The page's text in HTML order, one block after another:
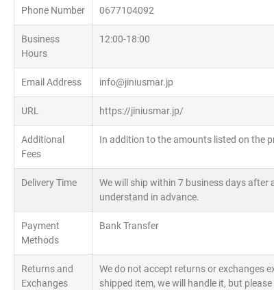
Phone Number 0677104092
Business
Hours
12:00-18:00
Email Address info@jiniusmar.jp
URL https://jiniusmar.jp/
Additional
Fees
In addition to the amounts listed on the
Delivery Time
We will ship within 7 business days after
understand in advance.
Payment
Methods
Bank Transfer
Returns and
Exchanges
We do not accept returns or exchanges
shipped item, we will handle it, but